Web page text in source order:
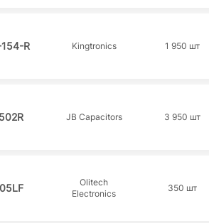
R Kingtronics 1 950 шт
JB Capacitors 3 950 шт
Olitech
Electronics
350 шт